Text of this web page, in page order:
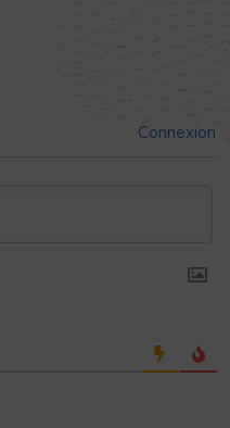
Connexion